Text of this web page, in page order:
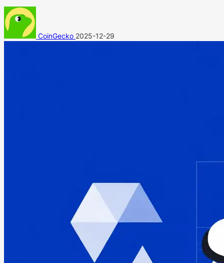
CoinGecko 2025-12-29